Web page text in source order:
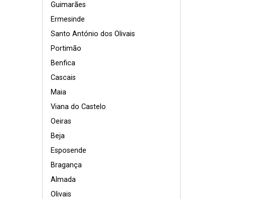
Guimarães
Ermesinde
Santo António dos Olivais
Portimão
Benfica
Cascais
Maia
Viana do Castelo
Oeiras
Beja
Esposende
Bragança
Almada
Olivais